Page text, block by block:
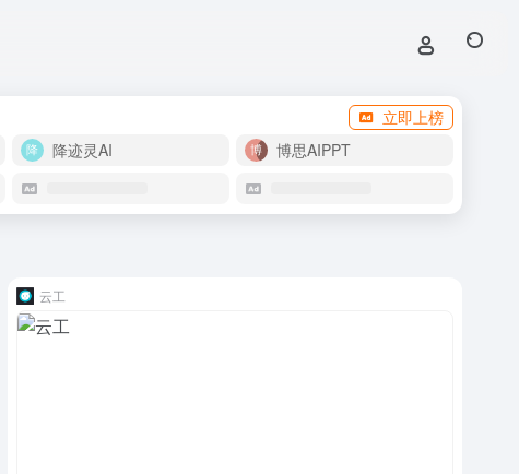
立即上榜
降迹灵AI
博思AIPPT
云工